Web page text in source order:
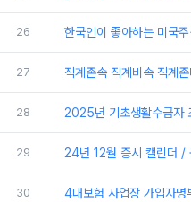
26 한국인이 좋아하는 미국
27 직계존속 직계비속 직계
28 2025년 기초생활수급자
29 24년 12월 증시 캘린더 /
30 4대보험 사업장 가입자